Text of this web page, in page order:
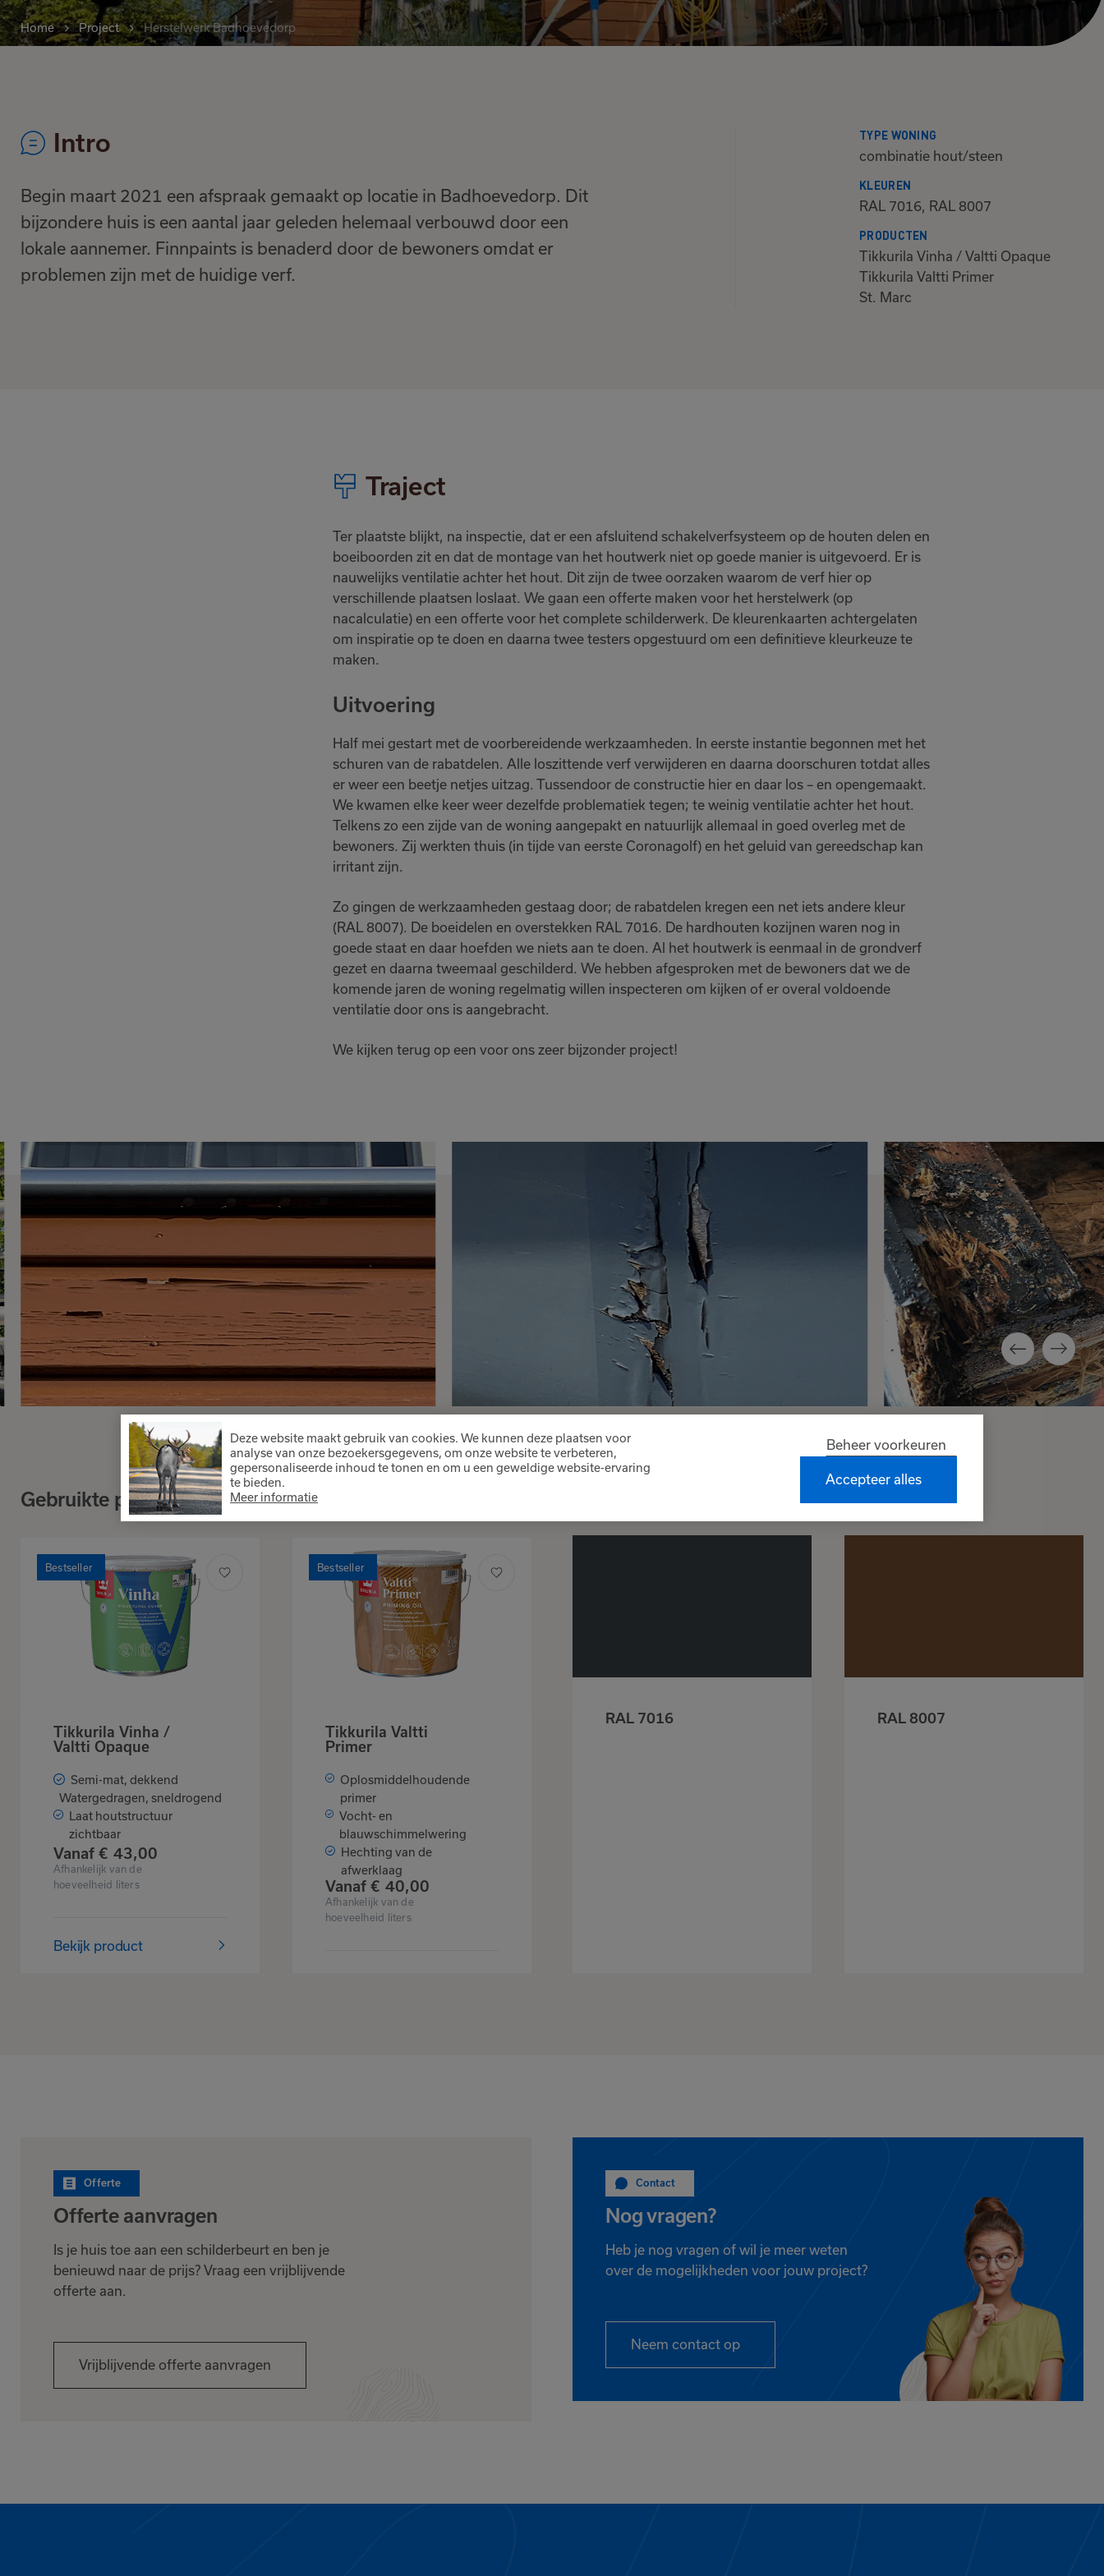
Deze website maakt gebruik van cookies. We kunnen deze plaatsen voor
analyse van onze bezoekersgegevens, om onze website te verbeteren,
gepersonaliseerde inhoud te tonen en om u een geweldige website-ervaring
te bieden.
Meer informatie
Beheer voorkeuren
Accepteer alles
Home Project Herstelwerk Badhoevedorp
Intro
Begin maart 2021 een afspraak gemaakt op locatie in Badhoevedorp. Dit
bijzondere huis is een aantal jaar geleden helemaal verbouwd door een
lokale aannemer. Finnpaints is benaderd door de bewoners omdat er
problemen zijn met de huidige verf.
TYPE WONING
combinatie hout/steen
KLEUREN
RAL 7016, RAL 8007
PRODUCTEN
Tikkurila Vinha / Valtti Opaque
Tikkurila Valtti Primer
St. Marc
Traject
Ter plaatste blijkt, na inspectie, dat er een afsluitend schakelverfsysteem op de houten delen en
boeiboorden zit en dat de montage van het houtwerk niet op goede manier is uitgevoerd. Er is
nauwelijks ventilatie achter het hout. Dit zijn de twee oorzaken waarom de verf hier op
verschillende plaatsen loslaat. We gaan een offerte maken voor het herstelwerk (op
nacalculatie) en een offerte voor het complete schilderwerk. De kleurenkaarten achtergelaten
om inspiratie op te doen en daarna twee testers opgestuurd om een definitieve kleurkeuze te
maken.
Uitvoering
Half mei gestart met de voorbereidende werkzaamheden. In eerste instantie begonnen met het
schuren van de rabatdelen. Alle loszittende verf verwijderen en daarna doorschuren totdat alles
er weer een beetje netjes uitzag. Tussendoor de constructie hier en daar los – en opengemaakt.
We kwamen elke keer weer dezelfde problematiek tegen; te weinig ventilatie achter het hout.
Telkens zo een zijde van de woning aangepakt en natuurlijk allemaal in goed overleg met de
bewoners. Zij werkten thuis (in tijde van eerste Coronagolf) en het geluid van gereedschap kan
irritant zijn.
Zo gingen de werkzaamheden gestaag door; de rabatdelen kregen een net iets andere kleur
(RAL 8007). De boeidelen en overstekken RAL 7016. De hardhouten kozijnen waren nog in
goede staat en daar hoefden we niets aan te doen. Al het houtwerk is eenmaal in de grondverf
gezet en daarna tweemaal geschilderd. We hebben afgesproken met de bewoners dat we de
komende jaren de woning regelmatig willen inspecteren om kijken of er overal voldoende
ventilatie door ons is aangebracht.
We kijken terug op een voor ons zeer bijzonder project!
Gebruikte producten
Bestseller
Tikkurila Vinha /
Valtti Opaque
Semi-mat, dekkend
Watergedragen, sneldrogend
Laat houtstructuur
zichtbaar
Vanaf € 43,00
Afhankelijk van de
hoeveelheid liters
Bekijk product
Bestseller
Tikkurila Valtti
Primer
Oplosmiddelhoudende
primer
Vocht- en
blauwschimmelwering
Hechting van de
afwerklaag
Vanaf € 40,00
Afhankelijk van de
hoeveelheid liters
RAL 7016 RAL 8007
Offerte
Offerte aanvragen
Is je huis toe aan een schilderbeurt en ben je
benieuwd naar de prijs? Vraag een vrijblijvende
offerte aan.
Vrijblijvende offerte aanvragen
Contact
Nog vragen?
Heb je nog vragen of wil je meer weten
over de mogelijkheden voor jouw project?
Neem contact op
Het product is toegevoegd